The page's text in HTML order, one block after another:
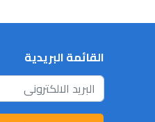
القائمة البريدية